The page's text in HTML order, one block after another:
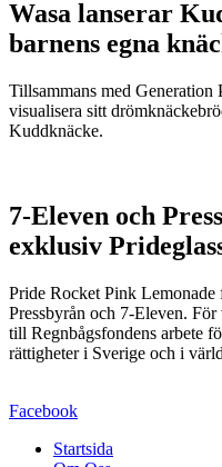
Wasa lanserar
barnens egna
Tillsammans med Generation
visualisera sitt
Kuddknäcke.
7-Eleven och
exklusiv
Pride Rocket Pink
Pressbyrån och 7-Eleven.
till Regnbågsfondens arbete
rättigheter i Sverige och i
Facebook
Startsida